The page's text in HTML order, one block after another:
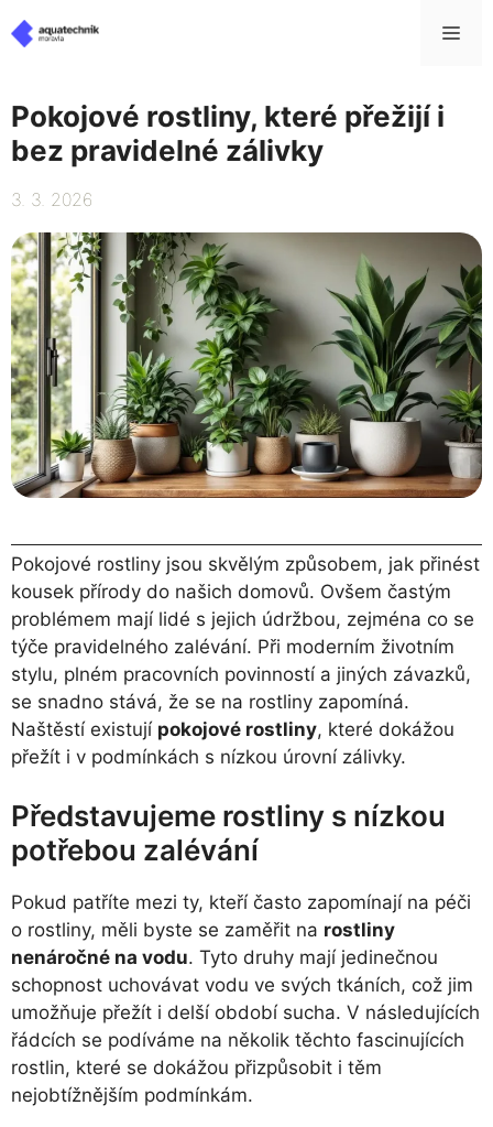
na
Pokojové rostliny, které přežijí i
bez pravidelné zálivky
3. 3. 2026
Pokojové rostliny jsou skvělým způsobem, jak přinést
kousek přírody do našich domovů. Ovšem častým
problémem mají lidé s jejich údržbou, zejména co se
týče pravidelného zalévání. Při moderním životním
stylu, plném pracovních povinností a jiných závazků,
se snadno stává, že se na rostliny zapomíná.
Naštěstí existují pokojové rostliny, které dokážou
přežít i v podmínkách s nízkou úrovní zálivky.
Představujeme rostliny s nízkou
potřebou zalévání
Pokud patříte mezi ty, kteří často zapomínají na péči
o rostliny, měli byste se zaměřit na rostliny
nenáročné na vodu. Tyto druhy mají jedinečnou
schopnost uchovávat vodu ve svých tkáních, což jim
umožňuje přežít i delší období sucha. V následujících
řádcích se podíváme na několik těchto fascinujících
rostlin, které se dokážou přizpůsobit i těm
nejobtížnějším podmínkám.